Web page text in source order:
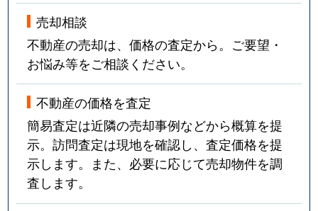
売却相談
不動産の売却は、価格の査定から。ご要望・
お悩み等をご相談ください。
不動産の価格を査定
簡易査定は近隣の売却事例などから概算を提
示。訪問査定は現地を確認し、査定価格を提
示します。また、必要に応じて売却物件を調
査します。